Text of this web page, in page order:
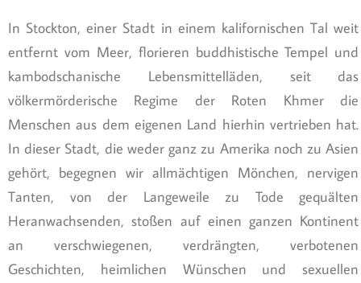
In Stockton, einer Stadt in einem kalifornischen Tal weit
entfernt vom Meer, florieren buddhistische Tempel und
kambodschanische Lebensmittelläden, seit das
völkermörderische Regime der Roten Khmer die
Menschen aus dem eigenen Land hierhin vertrieben hat.
In dieser Stadt, die weder ganz zu Amerika noch zu Asien
gehört, begegnen wir allmächtigen Mönchen, nervigen
Tanten, von der Langeweile zu Tode gequälten
Heranwachsenden, stoßen auf einen ganzen Kontinent
an verschwiegenen, verdrängten, verbotenen
Geschichten, heimlichen Wünschen und sexuellen